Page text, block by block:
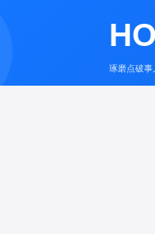
琢磨点破事